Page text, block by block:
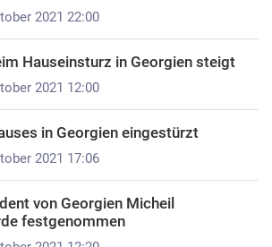
2021 22:00
2021 12:00
Hauseinsturz in Georgien steigt
2021 17:06
in Georgien eingestürzt
von Georgien Micheil
festgenommen